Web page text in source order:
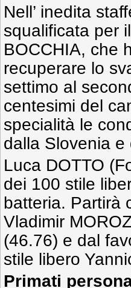
Nell’ inedita
squalificata per
BOCCHIA, che
recuperare lo
settimo al
centesimi del
specialità le
dalla Slovenia e
Luca DOTTO
dei 100 stile
batteria. Partirà
Vladimir
(46.76) e dal
stile libero
Primati